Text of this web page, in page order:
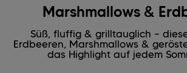
Marshmallows &
Süß, fluffig & grilltauglich –
Erdbeeren, Marshmallows &
das Highlight auf jedem